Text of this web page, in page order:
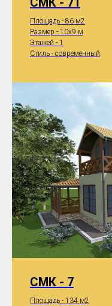
Площадь - 86 м2
Размер - 10x9 м
Этажей - 1
Стиль - современный
СМК - 7
Площадь - 134 м2